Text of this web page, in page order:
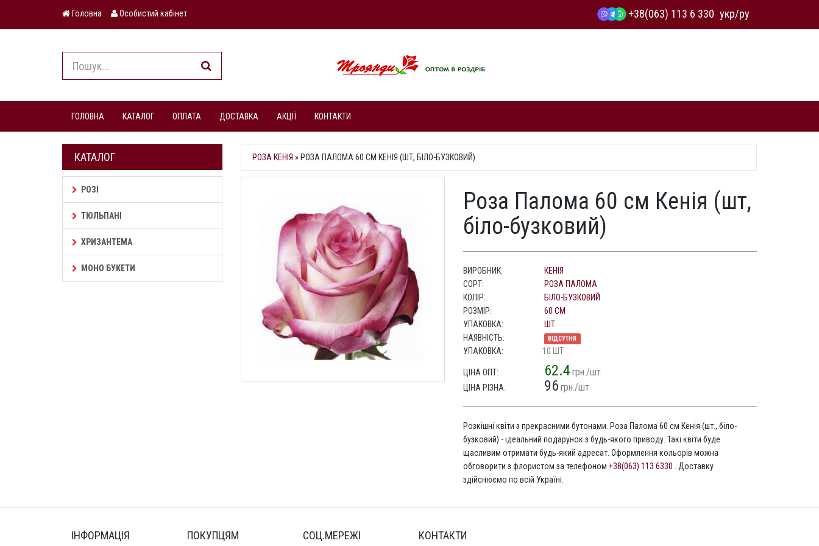
Головна Особистий кабінет +38(063) 113 6 330 укр/ру
ГОЛОВНА КАТАЛОГ ОПЛАТА ДОСТАВКА АКЦІЇ КОНТАКТИ
КАТАЛОГ
РОЗІ
ТЮЛЬПАНІ
ХРИЗАНТЕМА
МОНО БУКЕТИ
РОЗА КЕНІЯ » РОЗА ПАЛОМА 60 СМ КЕНІЯ (ШТ, БІЛО-БУЗКОВИЙ)
Роза Палома 60 см Кенія (шт,
біло-бузковий)
ВИРОБНИК:
КЕНІЯ
СОРТ:
РОЗА ПАЛОМА
КОЛІР:
БІЛО-БУЗКОВИЙ
РОЗМІР:
60 СМ
УПАКОВКА:
ШТ
НАЯВНІСТЬ:
ВІДСУТНЯ
УПАКОВКА: 10 ШТ
ЦІНА ОПТ: 62.4 грн./шт
ЦІНА РІЗНА: 96 грн./шт
Розкішні квіти з прекрасними бутонами. Роза Палома 60 см Кенія (шт., біло-
бузковий) - ідеальний подарунок з будь-якого приводу. Такі квіти буде
щасливим отримати будь-який адресат. Оформлення кольорів можна
обговорити з флористом за телефоном+38(063) 113 6330 . Доставку
здійснюємо по всій Україні.
ІНФОРМАЦІЯ ПОКУПЦЯМ СОЦ.МЕРЕЖІ КОНТАКТИ